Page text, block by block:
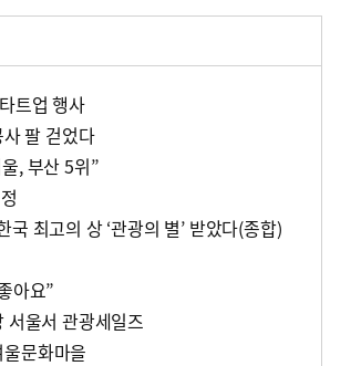
트업 행사
팔 걷었다
, 부산 5위”
최고의 상 ‘관광의 별’ 받았다(종합)
아요”
서울서 관광세일즈
문화마을